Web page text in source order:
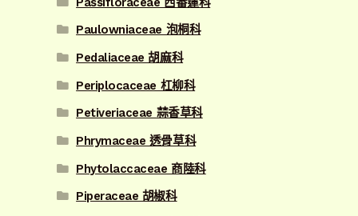
Paulowniaceae 泡桐科
Pedaliaceae 胡麻科
Periplocaceae 杠柳科
Petiveriaceae 蒜香草科
Phrymaceae 透骨草科
Phytolaccaceae 商陸科
Piperaceae 胡椒科